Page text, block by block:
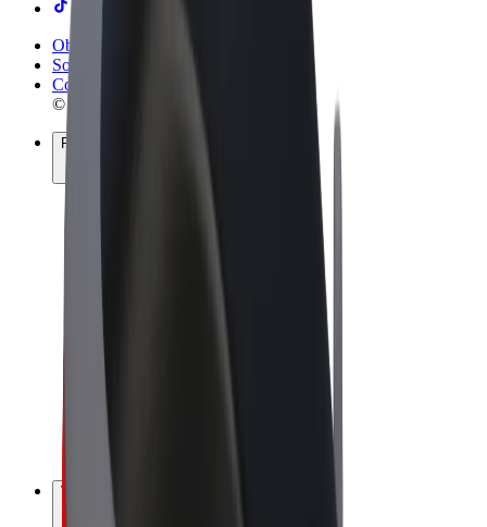
Obchodní podmínky
Soukromí
Cookies
© 2026 Bolt Technology OÜ
Produkty
Bolt Food
Bolt Drive
Bolt for Business
Bolt Plus
Vydělávejte s Boltem